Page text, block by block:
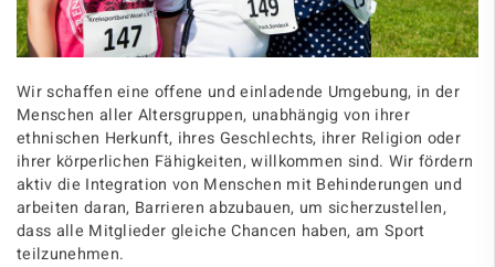
Wir schaffen eine offene und einladende Umgebung, in der
Menschen aller Altersgruppen, unabhängig von ihrer
ethnischen Herkunft, ihres Geschlechts, ihrer Religion oder
ihrer körperlichen Fähigkeiten, willkommen sind. Wir fördern
aktiv die Integration von Menschen mit Behinderungen und
arbeiten daran, Barrieren abzubauen, um sicherzustellen,
dass alle Mitglieder gleiche Chancen haben, am Sport
teilzunehmen.